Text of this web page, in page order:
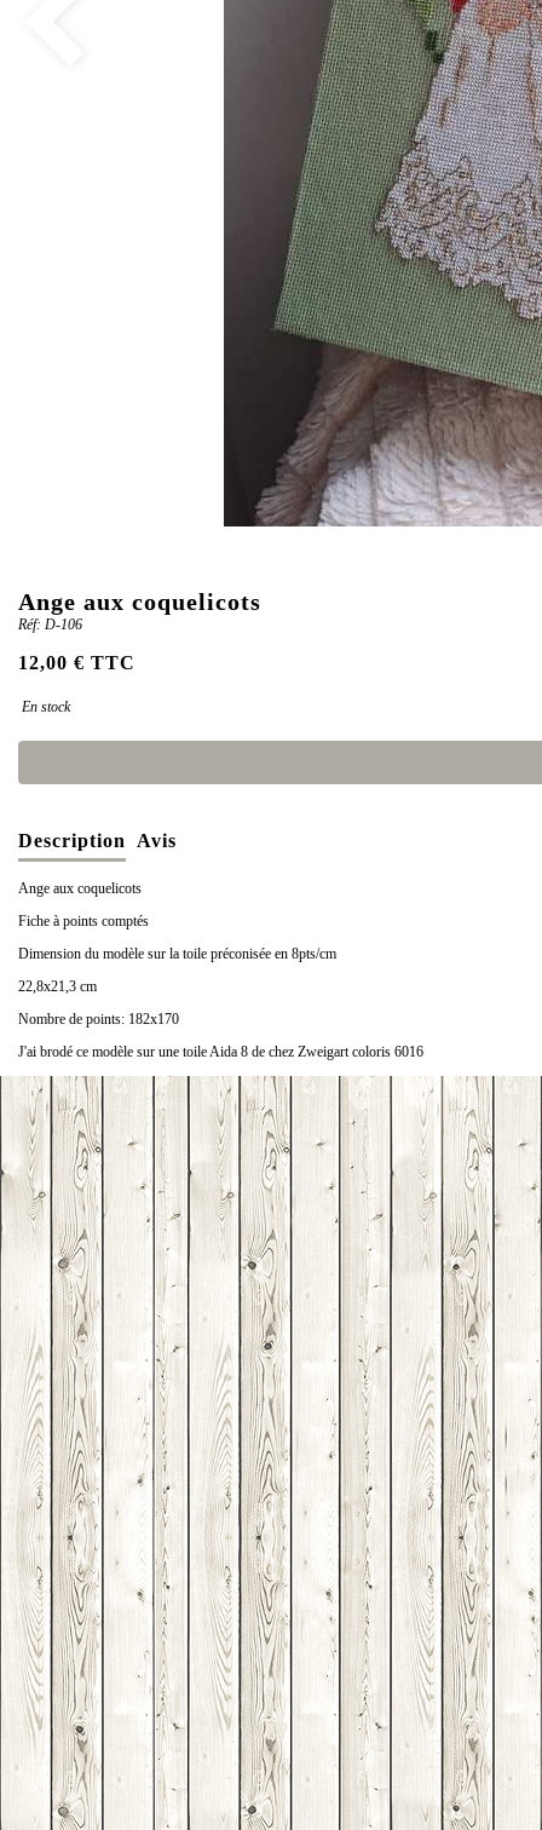
Ange aux coquelicots
Réf: D-106
12,00 € TTC
En stock
Description Avis
Ange aux coquelicots
Fiche à points comptés
Dimension du modèle sur la toile préconisée en 8pts/cm
22,8x21,3 cm
Nombre de points: 182x170
J'ai brodé ce modèle sur une toile Aida 8 de chez Zweigart coloris 6016